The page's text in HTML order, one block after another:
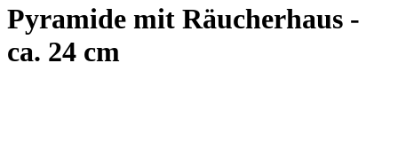
Pyramide mit Räucherhaus -
ca. 24 cm